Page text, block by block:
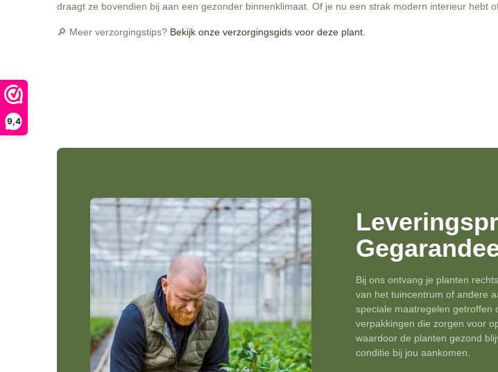
9,4
draagt ze bovendien bij aan een gezonder binnenklimaat. Of je nu een strak modern interieur hebt
🔎 Meer verzorgingstips? Bekijk onze verzorgingsgids voor deze plant.
Bij ons ontvang je planten
van het tuincentrum of andere
speciale maatregelen getroffen
verpakkingen die zorgen voor
waardoor de planten gezond
conditie bij jou aankomen.